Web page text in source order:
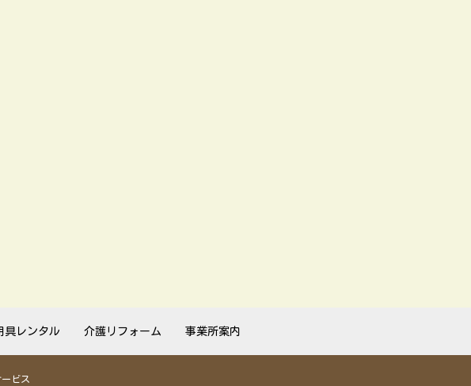
具レンタル 介護リフォーム 事業所案内
ビス